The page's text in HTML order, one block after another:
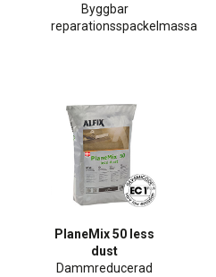
Byggbar
reparationsspackelmassa
PlaneMix 50 less
dust
Dammreducerad